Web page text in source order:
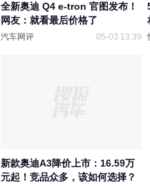
全新奥迪 Q4 e-tron 官图发布！
网友：就看最后价格了
汽车网评 05-03 13:39
新款奥迪A3降价上市：16.59万
元起！竞品众多，该如何选择？